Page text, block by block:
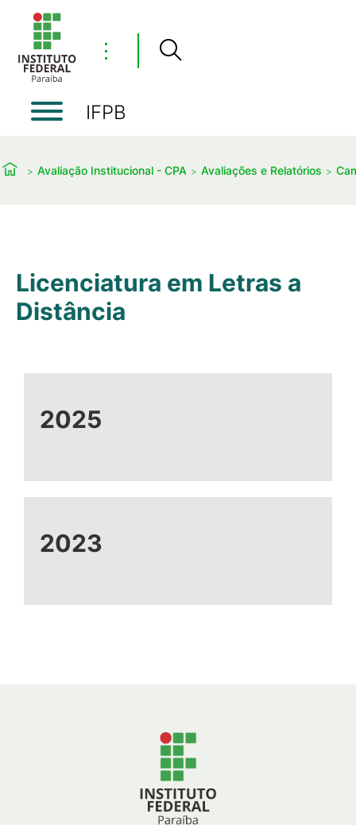
⋮
IFPB
Avaliação Institucional - CPA Avaliações e Relatórios
Licenciatura em Letras a
Distância
2025
2023